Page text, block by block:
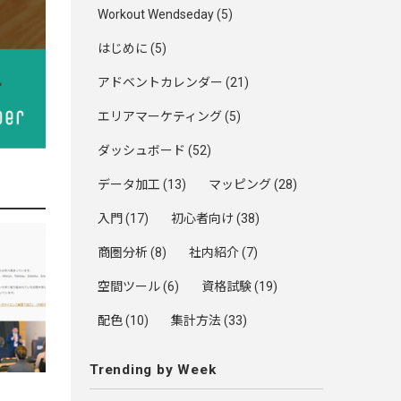
Workout Wendseday(5)
はじめに (5)
アドベントカレンダー (21)
エリアマーケティング(5)
ダッシュボード (52)
データ加工 (13) マッピング(28)
入門(17) 初心者向け(38)
商圏分析(8) 社内紹介(7)
空間ツール(6) 資格試験(19)
配色(10) 集計方法 (33)
Trending by Week